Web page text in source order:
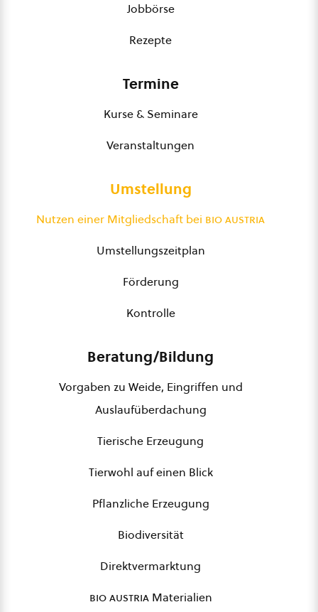
Jobbörse
Rezepte
Termine
Kurse & Seminare
Veranstaltungen
Umstellung
Nutzen einer Mitgliedschaft bei bio austria
Umstellungszeitplan
Förderung
Kontrolle
Beratung/Bildung
Vorgaben zu Weide, Eingriffen und
Auslaufüberdachung
Tierische Erzeugung
Tierwohl auf einen Blick
Pflanzliche Erzeugung
Biodiversität
Direktvermarktung
bio austriaMaterialien